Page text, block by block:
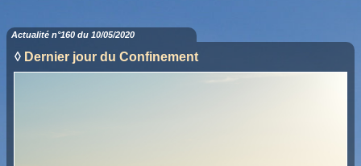
Actualité n°160 du 10/05/2020
◊ Dernier jour du Confinement